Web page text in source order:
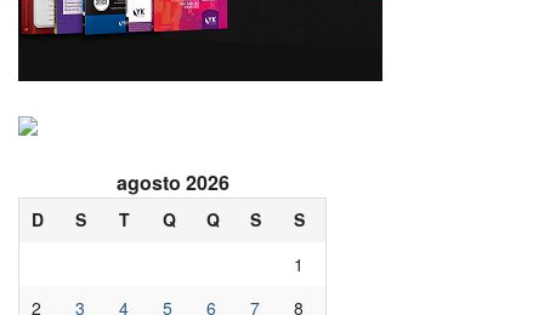
agosto 2026
D S T Q Q S
S
1
2
3 4 5 6 7 8